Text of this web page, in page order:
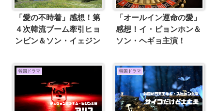
「愛の不時着」感想！第
４次韓流ブーム牽引ヒョ
ンビン＆ソン・イェジン
「オールイン運命の愛」
感想！イ・ビョンホン＆
ソン・ヘギョ主演！
韓国ドラマ 韓国ドラマ